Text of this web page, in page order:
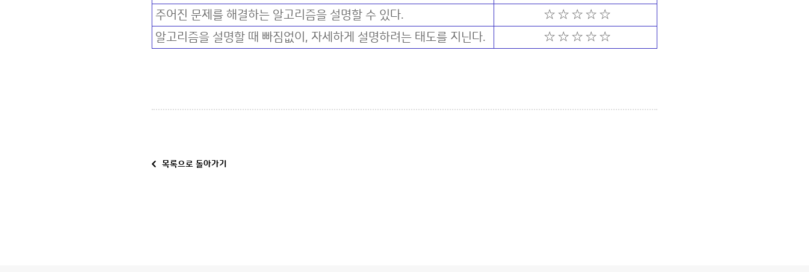
주어진 문제를 해결하는 알고리즘을 설명할 수 있다.
☆ ☆ ☆ ☆ ☆
알고리즘을 설명할 때 빠짐없이, 자세하게 설명하려는 태도를 지닌다.
☆ ☆ ☆ ☆ ☆
목록으로 돌아가기